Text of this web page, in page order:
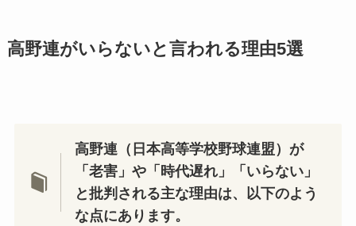
高野連がいらないと言われる理由5選
高野連（日本高等学校野球連盟）が
「老害」や「時代遅れ」「いらない」
と批判される主な理由は、以下のよう
な点にあります。